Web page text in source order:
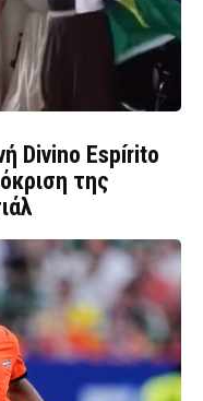
Divino Espírito
της